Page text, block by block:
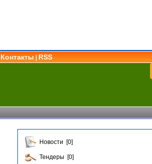
Контакты
RSS
Новости [0]
Тендеры [0]